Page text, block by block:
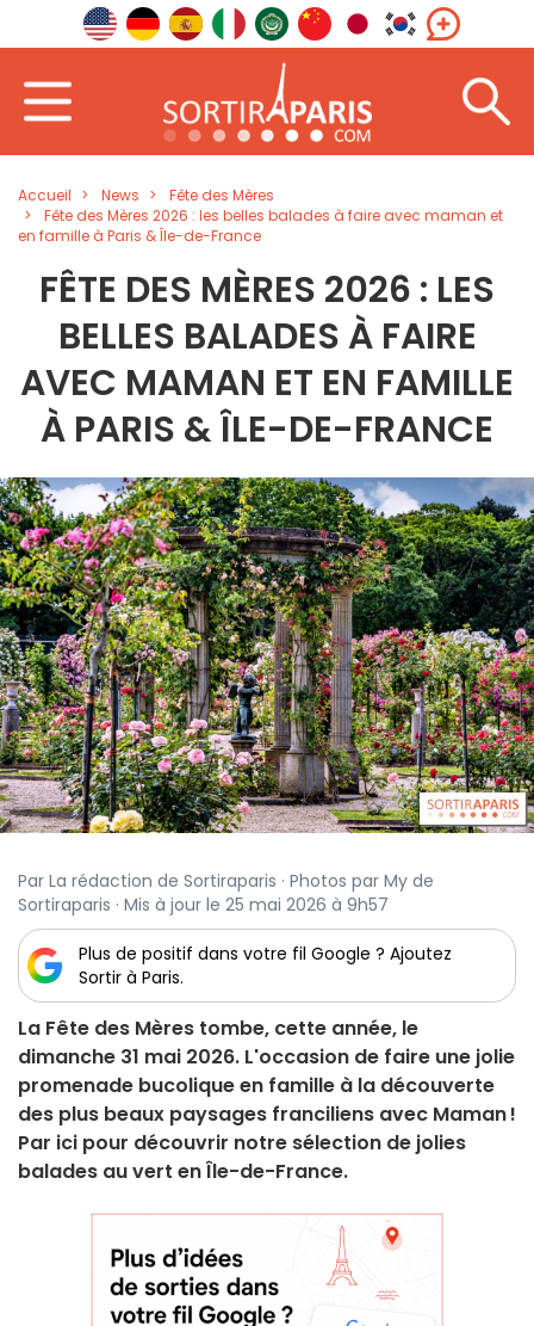
Accueil News
Fête des Mères
Fête des Mères 2026 : les belles balades à faire avec maman et
en famille à Paris & Île-de-France
FÊTE DES MÈRES 2026 : LES
BELLES BALADES À FAIRE
AVEC MAMAN ET EN FAMILLE
À PARIS & ÎLE-DE-FRANCE
Par La rédaction de Sortiraparis · Photos par My de
Sortiraparis · Mis à jour le 25 mai 2026 à 9h57
Plus de positif dans votre fil Google ? Ajoutez
Sortir à Paris.
La Fête des Mères tombe, cette année, le
dimanche 31 mai 2026. L'occasion de faire une jolie
promenade bucolique en famille à la découverte
des plus beaux paysages franciliens avec Maman !
Par ici pour découvrir notre sélection de jolies
balades au vert en Île-de-France.